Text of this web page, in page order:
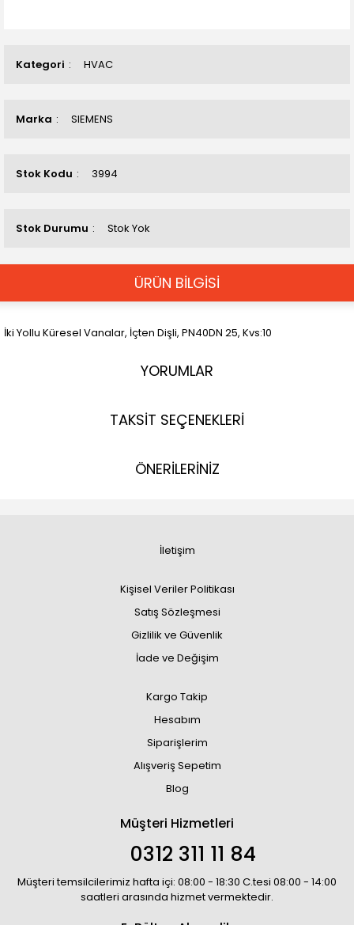
Kategori HVAC
Marka SIEMENS
Stok Kodu 3994
Stok Durumu Stok Yok
ÜRÜN BİLGİSİ
İki Yollu Küresel Vanalar, İçten Dişli, PN40DN 25, Kvs:10
YORUMLAR
TAKSİT SEÇENEKLERİ
ÖNERİLERİNİZ
İletişim
Kişisel Veriler Politikası
Satış Sözleşmesi
Gizlilik ve Güvenlik
İade ve Değişim
Kargo Takip
Hesabım
Siparişlerim
Alışveriş Sepetim
Blog
Müşteri Hizmetleri
0312 311 11 84
Müşteri temsilcilerimiz hafta içi: 08:00 - 18:30 C.tesi 08:00 - 14:00
saatleri arasında hizmet vermektedir.